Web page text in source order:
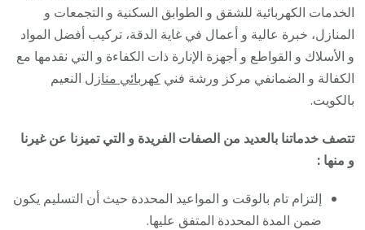
الخدمات الكهربائية للشقق و الطوابق السكنية و التجمعات و
المنازل، خبرة عالية و أعمال في غاية الدقة، تركيب أفضل المواد
و الأسلاك و القواطع و أجهزة الإنارة ذات الكفاءة و التي نقدمها مع
الكفالة و الضمانفي مركز ورشة فنيكهربائي منازل النعيم
بالكويت.
تتصف خدماتنا بالعديد من الصفات الفريدة و التي تميزنا عن غيرنا
و منها :
إلتزام تام بالوقت و المواعيد المحددة حيث أن التسليم يكون
ضمن المدة المحددة المتفق عليها.